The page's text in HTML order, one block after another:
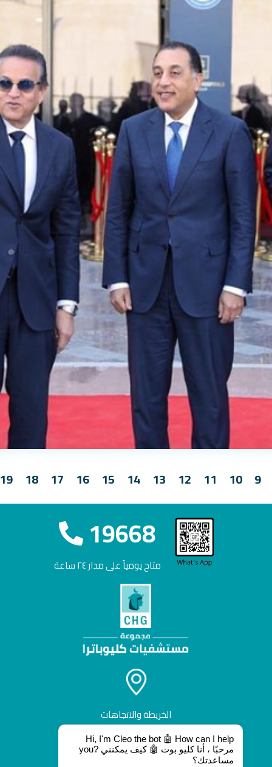
9
10
11
12
13
14
15
16
17
18
19668
متاح يومياً على مدار ٢٤ ساعة
الخريطة والاتجاهات
Hi, I'm Cleo the bot 🤖 How can I help
you? مرحبًا ، أنا كليو بوت 🤖 كيف يمكنني
مساعدتك؟